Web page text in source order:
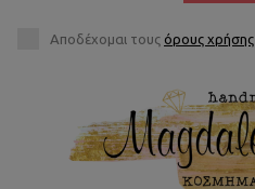
Αποδέχομαι τους όρους χρήσης